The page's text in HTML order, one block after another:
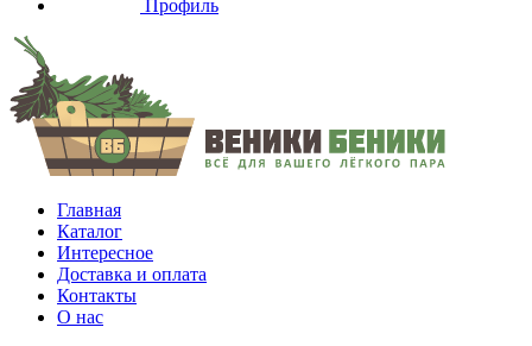
Профиль
Главная
Каталог
Интересное
Доставка и оплата
Контакты
О нас